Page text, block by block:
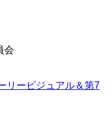
会
リービジュアル＆第7